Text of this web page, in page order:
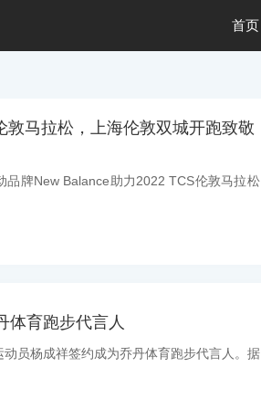
首页
马拉松，上海伦敦双城开跑致敬
品牌New Balance助力2022 TCS伦敦马拉松
体育跑步代言人
员杨成祥签约成为乔丹体育跑步代言人。据